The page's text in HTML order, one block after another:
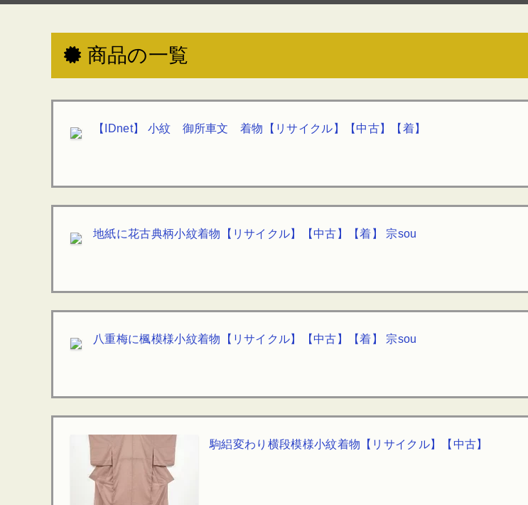
商品の一覧
【IDnet】 小紋 御所車文 着物【リサイクル】【中古】【着】
地紙に花古典柄小紋着物【リサイクル】【中古】【着】 宗sou
八重梅に楓模様小紋着物【リサイクル】【中古】【着】 宗sou
駒絽変わり横段模様小紋着物【リサイクル】【中古】